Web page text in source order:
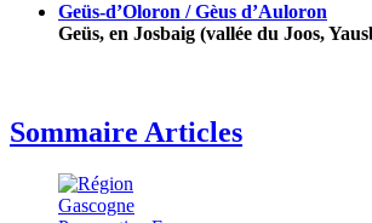
Geüs-d’Oloron / Gèus d’Auloron
Geüs, en Josbaig (vallée du Joos,
Sommaire Articles